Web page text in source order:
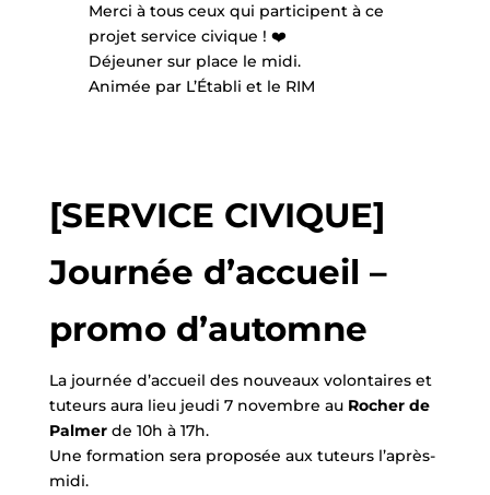
Merci à tous ceux qui participent à ce
projet service civique ! ❤️
Déjeuner sur place le midi.
Animée par L’Établi et le RIM
[SERVICE CIVIQUE]
Journée d’accueil –
promo d’automne
La journée d’accueil des nouveaux volontaires et
tuteurs aura lieu jeudi 7 novembre au Rocher de
Palmerde 10h à 17h.
Une formation sera proposée aux tuteurs l’après-
midi.